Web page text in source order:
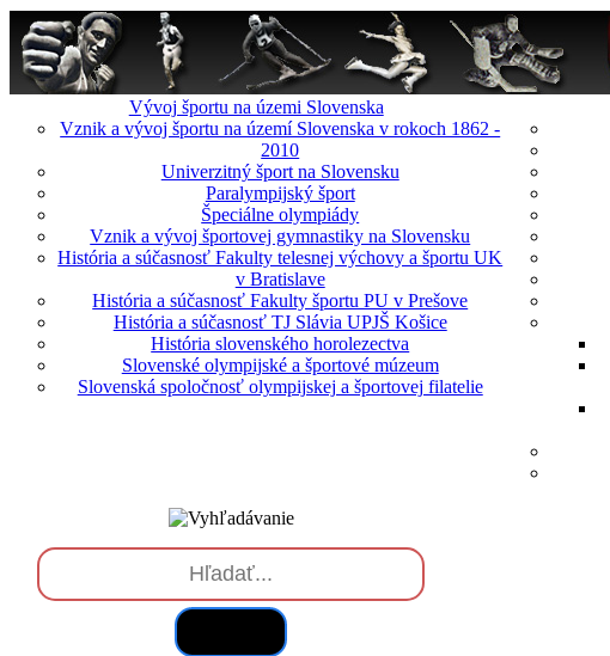
Vývoj športu na územi Slovenska
Vznik a vývoj športu na území Slovenska v rokoch 1862 -
2010
Univerzitný šport na Slovensku
Paralympijský šport
Špeciálne olympiády
Vznik a vývoj športovej gymnastiky na Slovensku
História a súčasnosť Fakulty telesnej výchovy a športu UK
v Bratislave
História a súčasnosť Fakulty športu PU v Prešove
História a súčasnosť TJ Slávia UPJŠ Košice
História slovenského horolezectva
Slovenské olympijské a športové múzeum
Slovenská spoločnosť olympijskej a športovej filatelie